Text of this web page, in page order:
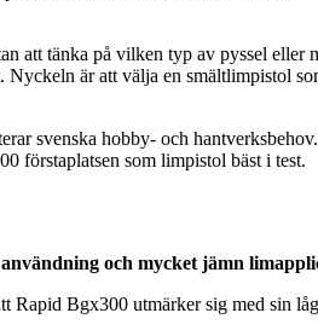
att tänka på vilken typ av pyssel eller
är att välja en smältlimpistol
svenska hobby- och
förstaplatsen som limpistol bäst i test.
och mycket jämn
Rapid Bgx300 utmärker sig med sin